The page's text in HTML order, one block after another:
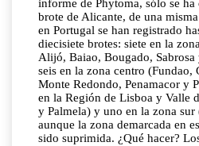
informe de Phytoma, sólo se
brote de Alicante, de una
en Portugal se han registrado
diecisiete brotes: siete en la
Alijó, Baiao, Bougado,
seis en la zona centro (Fundao,
Monte Redondo, Penamacor y
en la Región de Lisboa y Valle
y Palmela) y uno en la zona
aunque la zona demarcada en
sido suprimida. ¿Qué hacer?